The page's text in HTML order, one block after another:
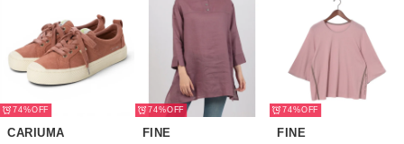
74%
CARIUMA
74%
FINE
74%
FINE